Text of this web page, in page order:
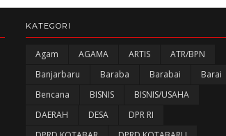
KATEGORI
Agam AGAMA ARTIS
ATR/BPN
Banjarbaru
Baraba Barabai
Barai
Bencana
BISNIS
BISNIS/USAHA
DAERAH
DESA
DPR RI